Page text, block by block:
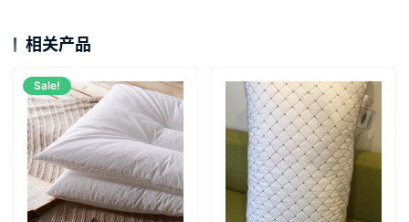
相关产品
Sale!